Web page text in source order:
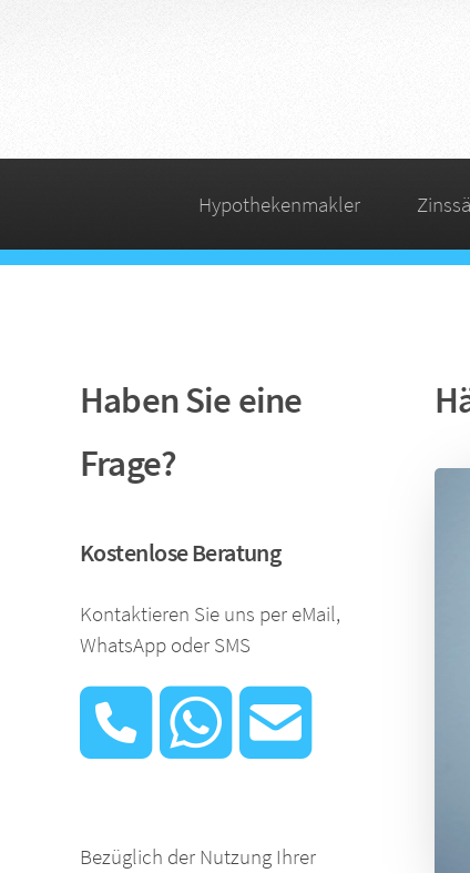
Hypothekenmakler
Haben Sie eine
Frage?
Kostenlose Beratung
Kontaktieren Sie uns per eMail,
WhatsApp oder SMS
Bezüglich der Nutzung Ihrer